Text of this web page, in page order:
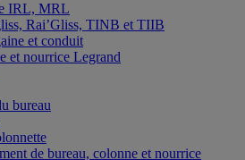
IRL, MRL
Rai’Gliss, TINB et TIIB
et conduit
et nourrice Legrand
bureau
de bureau, colonne et nourrice